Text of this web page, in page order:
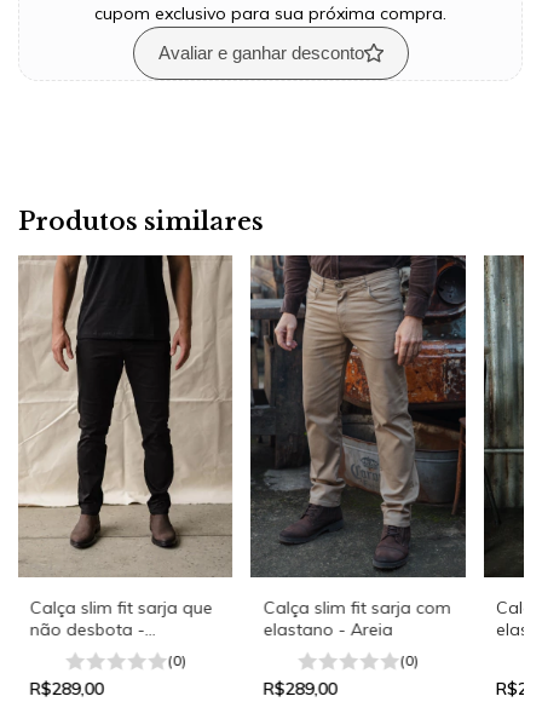
cupom exclusivo para sua próxima compra.
Avaliar e ganhar desconto
Produtos similares
Calça slim fit sarja que
não desbota -
Darkness
(0)
R$289,00
Calça slim fit sarja com
elastano - Areia
(0)
R$289,00